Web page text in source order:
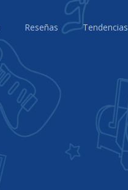
Reseñas Tendencias